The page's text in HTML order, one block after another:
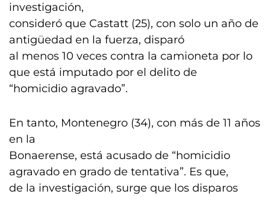
investigación,
consideró que Castatt (25), con solo un año de
antigüedad en la fuerza, disparó
al menos 10 veces contra la camioneta por lo
que está imputado por el delito de
“homicidio agravado”.
En tanto, Montenegro (34), con más de 11 años
en la
Bonaerense, está acusado de “homicidio
agravado en grado de tentativa”. Es que,
de la investigación, surge que los disparos